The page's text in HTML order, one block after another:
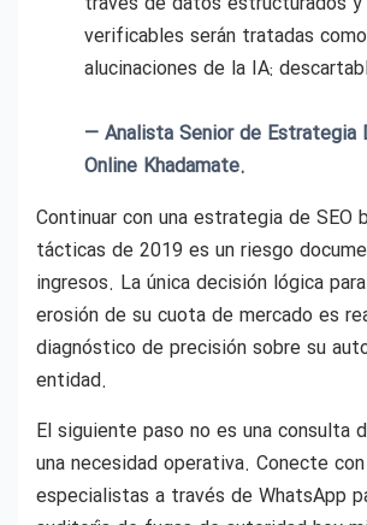
verificables serán tratadas como
alucinaciones de la IA:
— Analista Senior de Estrategia
Online Khadamate.
Continuar con una estrategia de SEO
tácticas de 2019 es un riesgo
ingresos. La única decisión lógica
erosión de su cuota de mercado es
diagnóstico de precisión sobre su
entidad.
El siguiente paso no es una consulta
una necesidad operativa. Conecte
especialistas a través de WhatsApp